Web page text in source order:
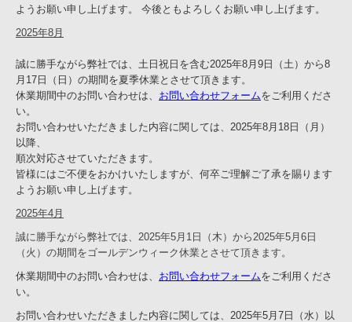
ようお願い申し上げます。 今後ともよろしくお願い申し上げます。
2025年8月
誠に勝手ながら弊社では、土日祝日を含む2025年8月9日（土）から8
月17日（日）の期間を夏季休業とさせて頂きます。
休業期間中のお問い合わせは、 お問い合わせフォームをご利用くださ
い。
お問い合わせいただきました内容に関しては、2025年8月18日（月）
以降、
順次対応させていただきます。
皆様にはご不便をおかけいたしますが、何卒ご理解ご了承を賜ります
ようお願い申し上げます。
2025年4月
誠に勝手ながら弊社では、2025年5月1日（木）から2025年5月6日
（火）の期間をゴールデンウィーク休業とさせて頂きます。
休業期間中のお問い合わせは、 お問い合わせフォームをご利用くださ
い。
お問い合わせいただきました内容に関しては、2025年5月7日（水）以